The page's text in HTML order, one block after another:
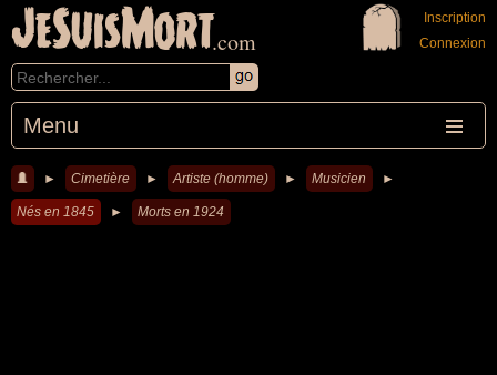
JeSuisMort.com
Menu
Inscription
Connexion
► Cimetière ► Artiste (homme) ► Musicien ►
Nés en 1845 ► Morts en 1924